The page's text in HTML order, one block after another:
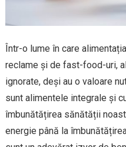
Într-o lume în care
reclame și de fast-food-uri,
ignorate, deși au o valoare
sunt alimentele integrale și
îmbunătățirea sănătății
energie până la